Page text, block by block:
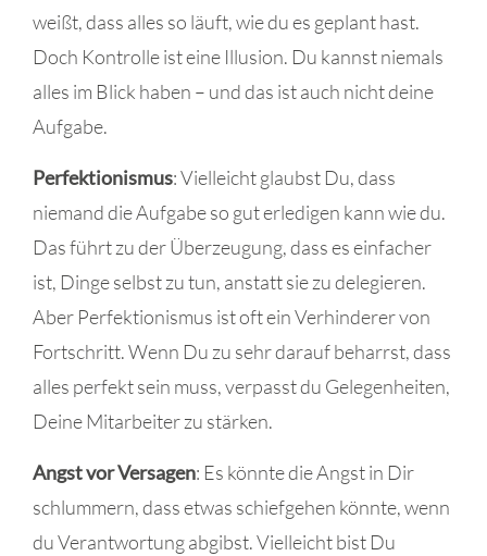
weißt, dass alles so läuft, wie du es geplant hast.
Doch Kontrolle ist eine Illusion. Du kannst niemals
alles im Blick haben – und das ist auch nicht deine
Aufgabe.
Perfektionismus: Vielleicht glaubst Du, dass
niemand die Aufgabe so gut erledigen kann wie du.
Das führt zu der Überzeugung, dass es einfacher
ist, Dinge selbst zu tun, anstatt sie zu delegieren.
Aber Perfektionismus ist oft ein Verhinderer von
Fortschritt. Wenn Du zu sehr darauf beharrst, dass
alles perfekt sein muss, verpasst du Gelegenheiten,
Deine Mitarbeiter zu stärken.
Angst vor Versagen: Es könnte die Angst in Dir
schlummern, dass etwas schiefgehen könnte, wenn
du Verantwortung abgibst. Vielleicht bist Du